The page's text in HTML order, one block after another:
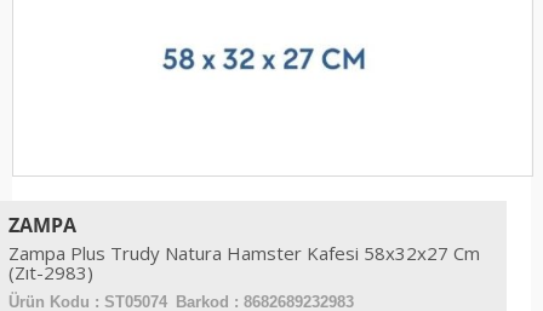
ZAMPA
Zampa Plus Trudy Natura Hamster Kafesi 58x32x27 Cm
(Zıt-2983)
Ürün Kodu : ST05074 Barkod : 8682689232983